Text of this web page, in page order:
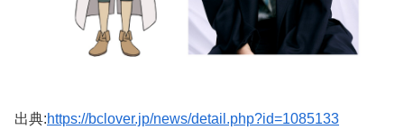
出典:https://bclover.jp/news/detail.php?id=1085133